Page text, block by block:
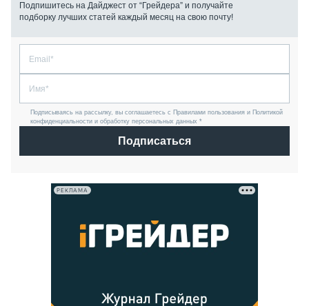
Подпишитесь на Дайджест от “Грейдера” и получайте
подборку лучших статей каждый месяц на свою почту!
Подписываясь на рассылку, вы соглашаетесь с Правилами пользования и Политикой
конфиденциальности и обработку персональных данных *
Подписаться
РЕКЛАМА